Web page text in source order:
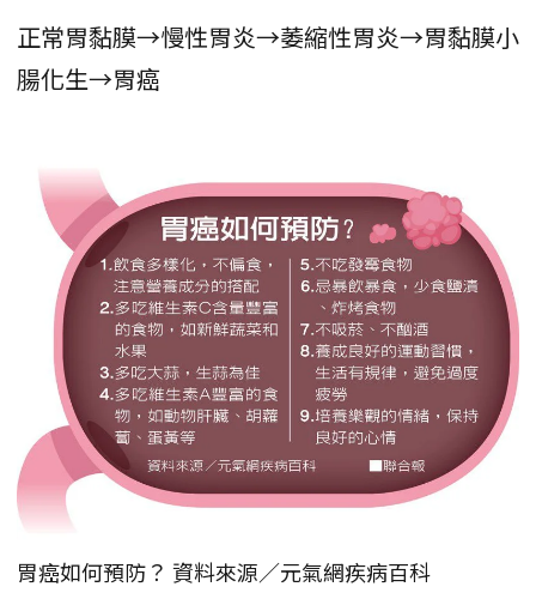
正常胃黏膜→慢性胃炎→萎縮性胃炎→胃黏膜小
腸化生→胃癌
胃癌如何預防？ 資料來源／元氣網疾病百科